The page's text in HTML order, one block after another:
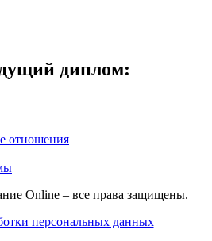
диплом:
отношения
Online – все права защищены.
персональных данных